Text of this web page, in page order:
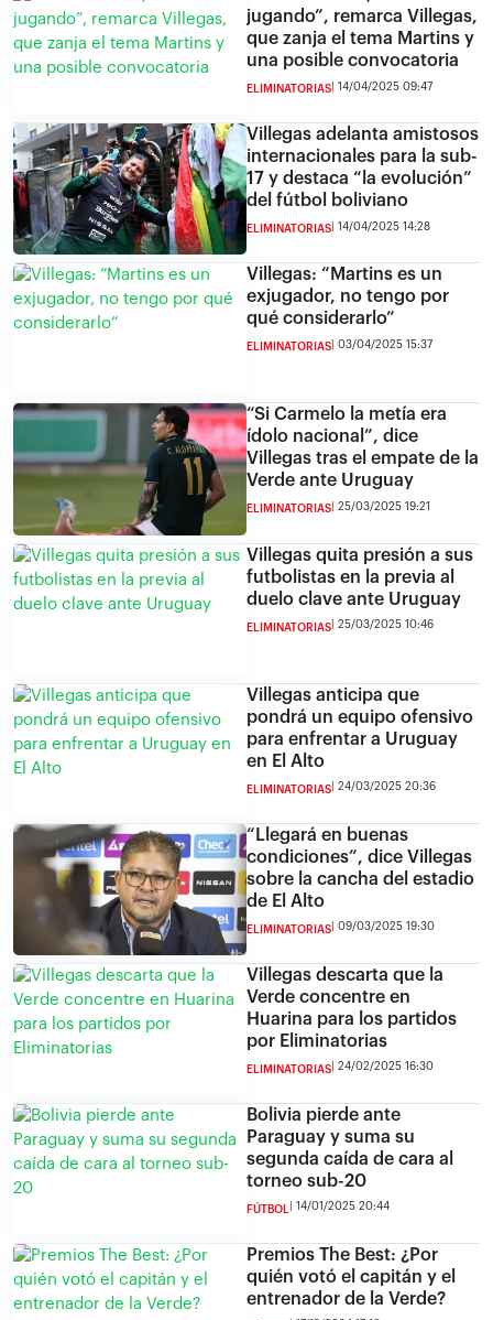
jugando”, remarca Villegas,
que zanja el tema Martins y
una posible convocatoria
ELIMINATORIAS 14/04/2025 09:47
Villegas adelanta amistosos
internacionales para la sub-
17 y destaca “la evolución”
del fútbol boliviano
ELIMINATORIAS 14/04/2025 14:28
Villegas: “Martins es un
exjugador, no tengo por
qué considerarlo”
ELIMINATORIAS 03/04/2025 15:37
“Si Carmelo la metía era
ídolo nacional”, dice
Villegas tras el empate de la
Verde ante Uruguay
ELIMINATORIAS 25/03/2025 19:21
Villegas quita presión a sus
futbolistas en la previa al
duelo clave ante Uruguay
ELIMINATORIAS 25/03/2025 10:46
Villegas anticipa que
pondrá un equipo ofensivo
para enfrentar a Uruguay
en El Alto
ELIMINATORIAS 24/03/2025 20:36
“Llegará en buenas
condiciones”, dice Villegas
sobre la cancha del estadio
de El Alto
ELIMINATORIAS 09/03/2025 19:30
Villegas descarta que la
Verde concentre en
Huarina para los partidos
por Eliminatorias
ELIMINATORIAS 24/02/2025 16:30
Bolivia pierde ante
Paraguay y suma su
segunda caída de cara al
torneo sub-20
FÚTBOL 14/01/2025 20:44
Premios The Best: ¿Por
quién votó el capitán y el
entrenador de la Verde?